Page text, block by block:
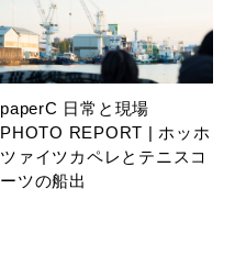
paperC 日常と現場
PHOTO REPORT | ホッホ
ツァイツカペレとテニスコ
ーツの船出